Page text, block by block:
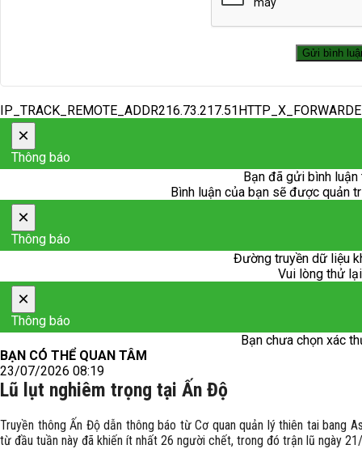
×
Thông báo
Bạn đã gửi bình luận
Bình luận của bạn sẽ được quản
×
Thông báo
Đường truyền dữ liệu
Vui lòng thử
×
Thông báo
Bạn chưa chọn xác
BẠN CÓ THỂ QUAN TÂM
23/07/2026 08:19
Lũ lụt nghiêm trọng tại Ấn Độ
Truyền thông Ấn Độ dẫn thông báo từ Cơ quan quản lý thiên tai bang
từ đầu tuần này đã khiến ít nhất 26 người chết, trong đó trận lũ ngày